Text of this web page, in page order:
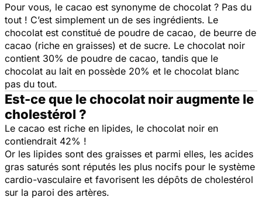
Pour vous, le cacao est synonyme de chocolat ? Pas du
tout ! C’est simplement un de ses ingrédients. Le
chocolat est constitué de poudre de cacao, de beurre de
cacao (riche en graisses) et de sucre. Le chocolat noir
contient 30% de poudre de cacao, tandis que le
chocolat au lait en possède 20% et le chocolat blanc
pas du tout.
Est-ce que le chocolat noir augmente le
cholestérol ?
Le cacao est riche en lipides, le chocolat noir en
contiendrait 42% !
Or les lipides sont des graisses et parmi elles, les acides
gras saturés sont réputés les plus nocifs pour le système
cardio-vasculaire et favorisent les dépôts de cholestérol
sur la paroi des artères.